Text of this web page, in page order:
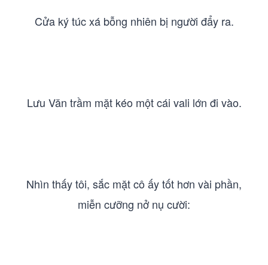
Cửa ký túc xá bỗng nhiên bị người đẩy ra.
Lưu Văn trầm mặt kéo một cái vali lớn đi vào.
Nhìn thấy tôi, sắc mặt cô ấy tốt hơn vài phần,
miễn cưỡng nở nụ cười: